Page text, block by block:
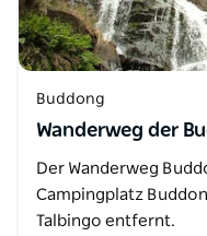
Buddong
Wanderweg der
Der Wanderweg
Campingplatz
Talbingo entfernt.